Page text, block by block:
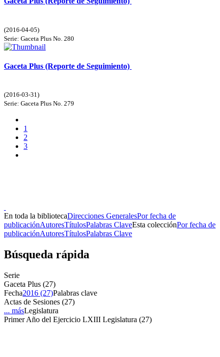
(2016-04-05)
Serie: Gaceta Plus No. 280
Gaceta Plus (Reporte de Seguimiento)
(2016-03-31)
Serie: Gaceta Plus No. 279
1
2
3
En toda la bibliotecaDirecciones GeneralesPor fecha de
publicaciónAutoresTítulosPalabras ClaveEsta colecciónPor fecha de
publicaciónAutoresTítulosPalabras Clave
Búsqueda rápida
Serie
Gaceta Plus (27)
Fecha2016 (27)Palabras clave
Actas de Sesiones (27)
... másLegislatura
Primer Año del Ejercicio LXIII Legislatura (27)